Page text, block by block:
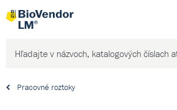
Pracovné roztoky